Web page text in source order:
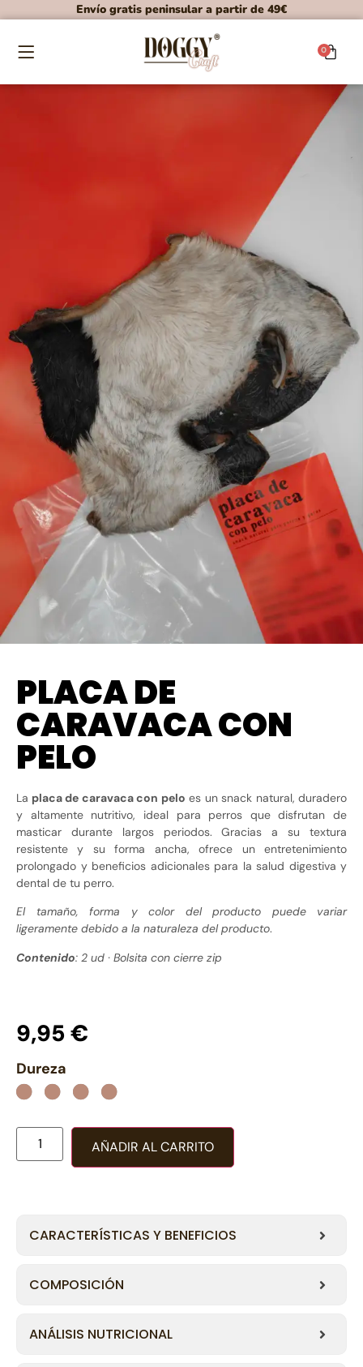
Envío gratis peninsular a partir de 49€
0
PLACA DE
CARAVACA CON
PELO
La placa de caravaca con pelo es un snack natural, duradero
y altamente nutritivo, ideal para perros que disfrutan de
masticar durante largos periodos. Gracias a su textura
resistente y su forma ancha, ofrece un entretenimiento
prolongado y beneficios adicionales para la salud digestiva y
dental de tu perro.
El tamaño, forma y color del producto puede variar
ligeramente debido a la naturaleza del producto.
Contenido: 2 ud · Bolsita con cierre zip
9,95€
Dureza
AÑADIR AL CARRITO
CARACTERÍSTICAS Y BENEFICIOS
COMPOSICIÓN
ANÁLISIS NUTRICIONAL